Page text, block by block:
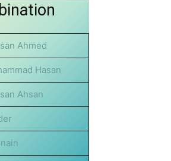
Ahmed
Hasan
Ahsan